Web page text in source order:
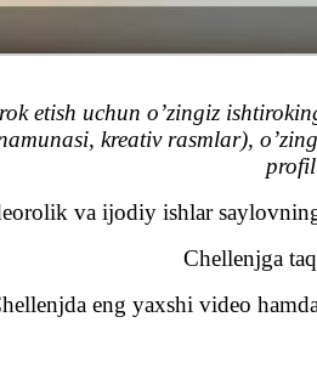
etish uchun o’zingiz
kreativ rasmlar),
va ijodiy ishlar
Chellenjga
eng yaxshi video